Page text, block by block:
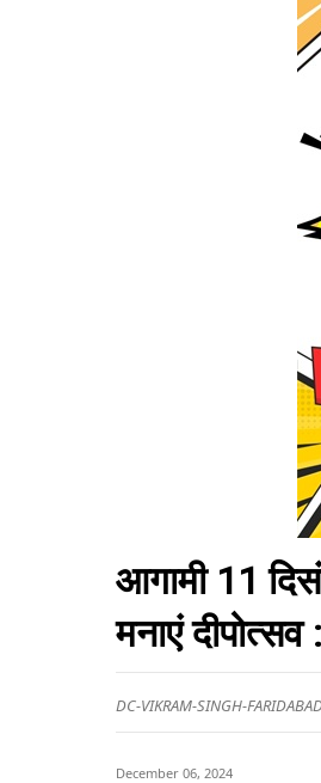
आगामी 11
मनाएं
DC-VIKRAM-SINGH-
December 06, 2024